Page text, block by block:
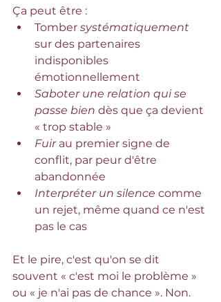
Ça peut être :
Tomber systématiquement
sur des partenaires
indisponibles
émotionnellement
Saboter une relation qui se
passe bien dès que ça devient
« trop stable »
Fuir au premier signe de
conflit, par peur d'être
abandonnée
Interpréter un silence comme
un rejet, même quand ce n'est
pas le cas
Et le pire, c'est qu'on se dit
souvent « c'est moi le problème »
ou « je n'ai pas de chance ». Non.